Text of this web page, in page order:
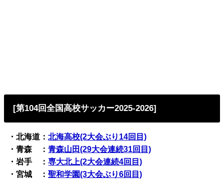
[第104回全国高校サッカー2025-2026]
・北海道：北海高校(2大会ぶり14回目)
・青森 ：青森山田(29大会連続31回目)
・岩手 ：専大北上(2大会連続4回目)
・宮城 ：聖和学園(3大会ぶり6回目)